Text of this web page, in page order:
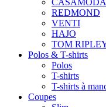
CASAMODA
REDMOND
VENTI
HAJO
TOM
Polos & T-shirts
Polos
T-shirts
T-shirts à
Coupes